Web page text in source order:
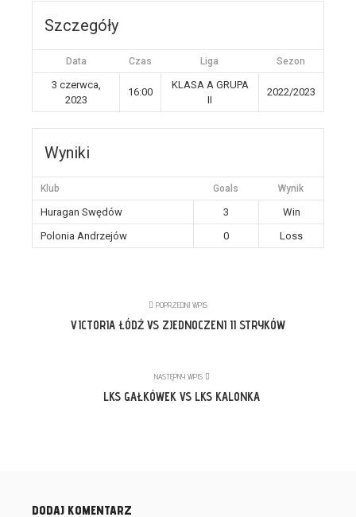
Szczegóły
Data Czas Liga Sezon
3 czerwca,
2023
16:00
KLASA A GRUPA
II
2022/2023
Wyniki
Klub Goals Wynik
Huragan Swędów 3
Win
Polonia Andrzejów
0 Loss
POPRZEDNI WPIS
VICTORIA ŁÓDŹ VS ZJEDNOCZENI II STRYKÓW
NASTĘPNY WPIS
LKS GAŁKÓWEK VS LKS KALONKA
DODAJ KOMENTARZ